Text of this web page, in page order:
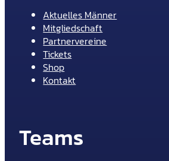
Aktuelles Männer
Mitgliedschaft
Partnervereine
Tickets
Shop
Kontakt
Teams